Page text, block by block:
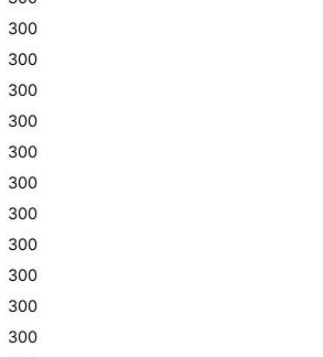
300
300
300
300
300
300
300
300
300
300
300